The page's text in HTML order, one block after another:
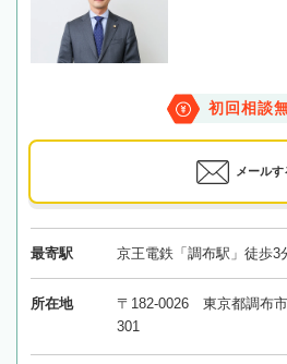
初回相談
メールす
最寄駅 京王電鉄「調布駅」徒歩3
所在地
〒182-0026 東京都調布
301